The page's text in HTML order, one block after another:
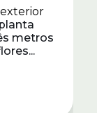
metros